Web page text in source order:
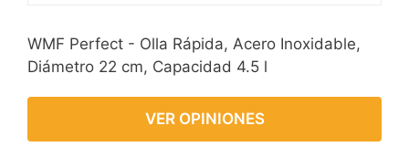
WMF Perfect - Olla Rápida, Acero Inoxidable,
Diámetro 22 cm, Capacidad 4.5 l
VER OPINIONES